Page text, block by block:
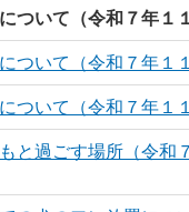
ついて（令和７年１
ついて（令和７年１
ついて（令和７年１
と過ごす場所（令和